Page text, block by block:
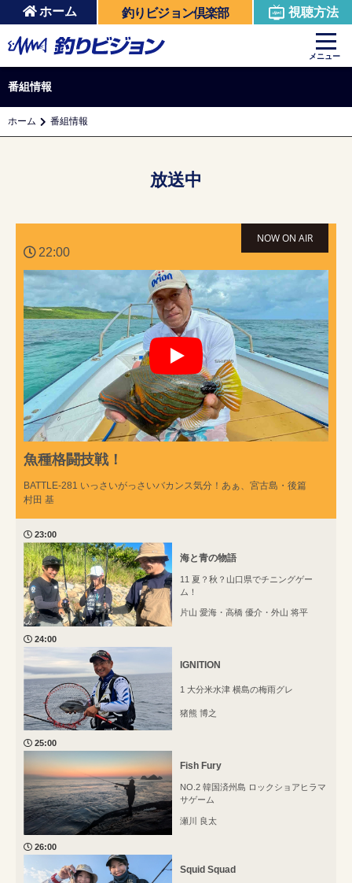
ホーム 釣りビジョン倶楽部 視聴方法
メニュー
番組情報
ホーム 番組情報
放送中
22:00
魚種格闘技戦！
BATTLE-281 いっさいがっさいバカンス気分！あぁ、宮古島・後篇
村田 基
23:00
海と青の物語
11 夏？秋？山口県でチニングゲー
ム！
片山 愛海・高橋 優介・外山 将平
24:00
IGNITION
1 大分米水津 横島の梅雨グレ
猪熊 博之
25:00
Fish Fury
NO.2 韓国済州島 ロックショアヒラマ
サゲーム
瀬川 良太
26:00
Squid Squad